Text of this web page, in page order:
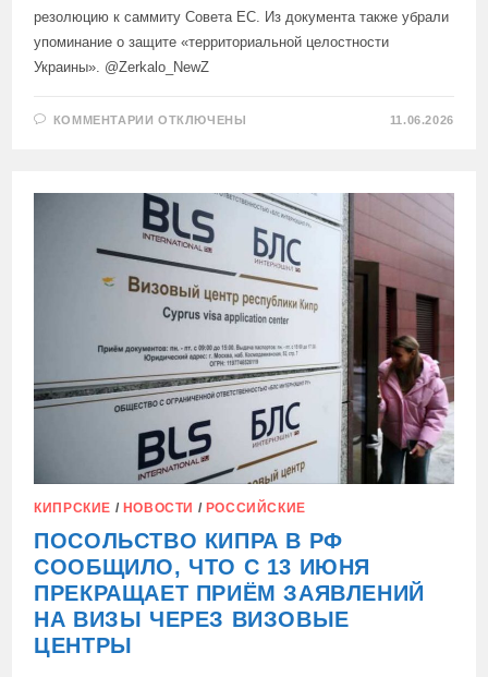
резолюцию к саммиту Совета ЕС. Из документа также убрали
упоминание о защите «территориальной целостности
Украины». @Zerkalo_NewZ
КОММЕНТАРИИ К
ЗА
ПОЭТАПНУЮ
ОТМЕНУ
АНТИРОССИЙСКИХ
САНКЦИЙ,
КОГДА
КОНФЛИКТ
БУДЕТ
ЗАКОНЧЕН
ОТКЛЮЧЕНЫ 11.06.2026
КИПРСКИЕ / НОВОСТИ / РОССИЙСКИЕ
ПОСОЛЬСТВО КИПРА В РФ
СООБЩИЛО, ЧТО С 13 ИЮНЯ
ПРЕКРАЩАЕТ ПРИЁМ ЗАЯВЛЕНИЙ
НА ВИЗЫ ЧЕРЕЗ ВИЗОВЫЕ
ЦЕНТРЫ